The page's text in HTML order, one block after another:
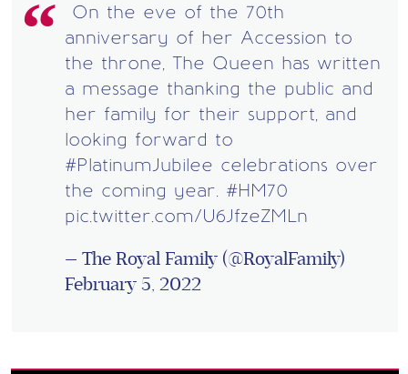
On the eve of the 70th
anniversary of her Accession to
the throne, The Queen has written
a message thanking the public and
her family for their support, and
looking forward to
#PlatinumJubilee celebrations over
the coming year. #HM70
pic.twitter.com/U6JfzeZMLn
— The Royal Family (@RoyalFamily)
February 5, 2022